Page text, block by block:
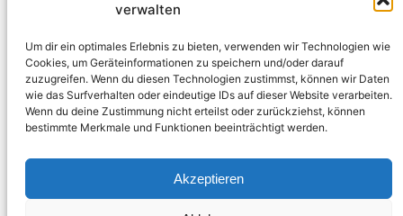
verwalten
Um dir ein optimales Erlebnis zu bieten, verwenden wir Technologien wie
Cookies, um Geräteinformationen zu speichern und/oder darauf
zuzugreifen. Wenn du diesen Technologien zustimmst, können wir Daten
wie das Surfverhalten oder eindeutige IDs auf dieser Website verarbeiten.
Wenn du deine Zustimmung nicht erteilst oder zurückziehst, können
bestimmte Merkmale und Funktionen beeinträchtigt werden.
Akzeptieren
Stromerzeuger-Discount.de
Kürtener Straße 13, D-51465 Bergisch Gladbach
Sales Representative: Michael Jochmann